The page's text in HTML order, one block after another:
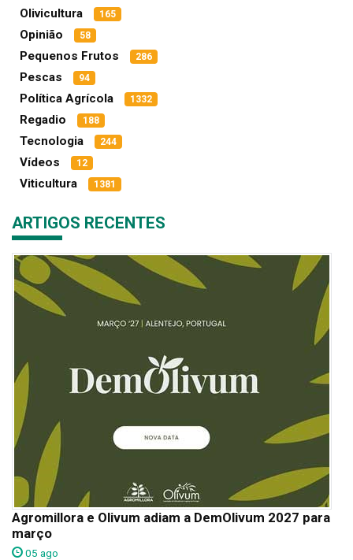
Olivicultura 165
Opinião 58
Pequenos Frutos 286
Pescas 94
Política Agrícola 1332
Regadio 188
Tecnologia 244
Vídeos 12
Viticultura 1381
ARTIGOS RECENTES
Agromillora e Olivum adiam a DemOlivum 2027 para
março
05 ago